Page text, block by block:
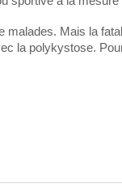
Mais la
la polykystose.